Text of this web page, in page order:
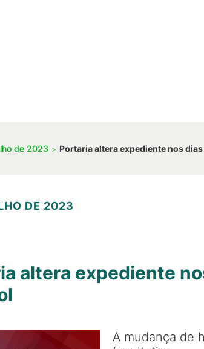
de 2023 Portaria altera expediente nos
DE 2023
altera expediente
A mudança de